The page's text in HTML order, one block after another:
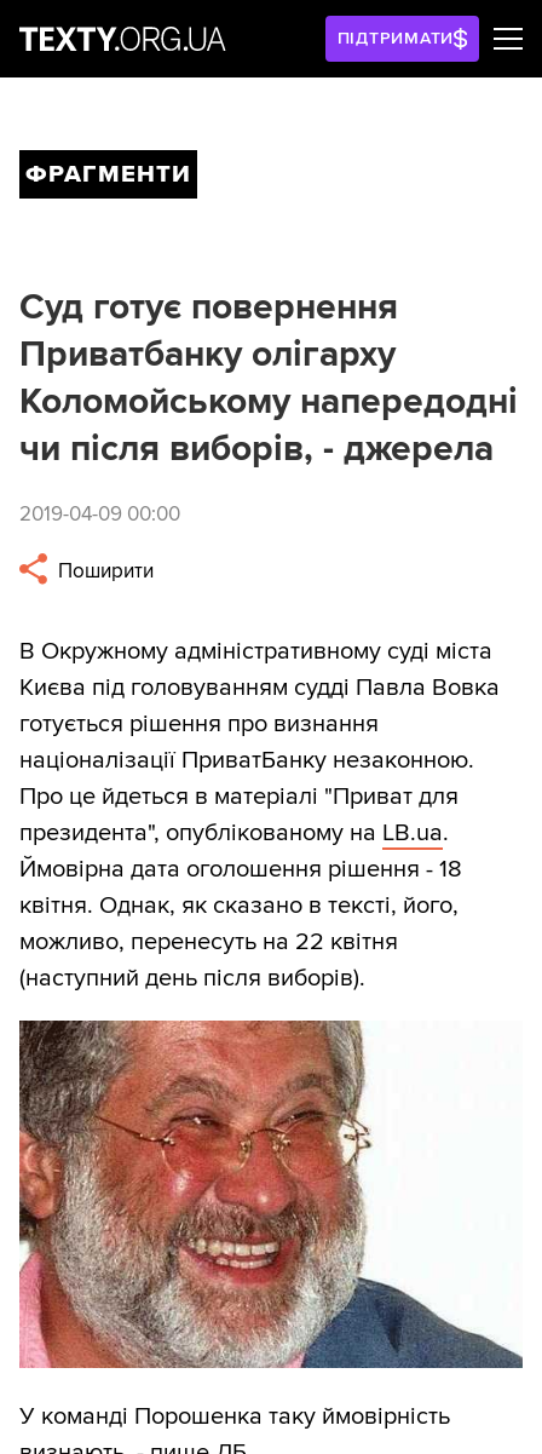
ПІДТРИМАТИ
ФРАГМЕНТИ
Суд готує повернення
Приватбанку олігарху
Коломойському напередодні
чи після виборів, - джерела
2019-04-09 00:00
Поширити
В Окружному адміністративному суді міста
Києва під головуванням судді Павла Вовка
готується рішення про визнання
націоналізації ПриватБанку незаконною.
Про це йдеться в матеріалі "Приват для
президента", опублікованому на LB.ua.
Ймовірна дата оголошення рішення - 18
квітня. Однак, як сказано в тексті, його,
можливо, перенесуть на 22 квітня
(наступний день після виборів).
У команді Порошенка таку ймовірність